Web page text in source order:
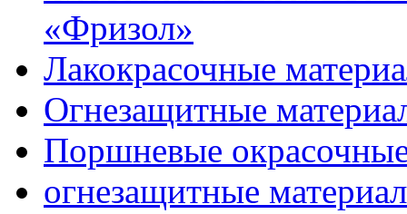
«Фризол»
Лакокрасочные
Огнезащитные
Поршневые окрасочные
огнезащитные